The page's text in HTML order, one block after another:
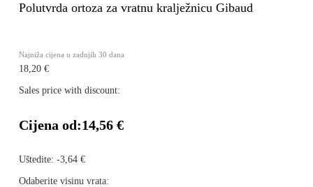
Polutvrda ortoza za vratnu kralježnicu Gibaud
Najniža cijena u zadnjih 30 dana
18,20 €
Sales price with discount:
Cijena od:14,56 €
Uštedite: -3,64 €
Odaberite visinu vrata: